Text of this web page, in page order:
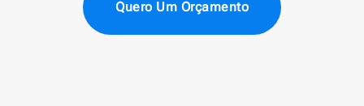
Quero Um Orçamento